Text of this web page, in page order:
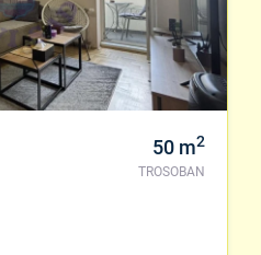
50 m2
TROSOBAN